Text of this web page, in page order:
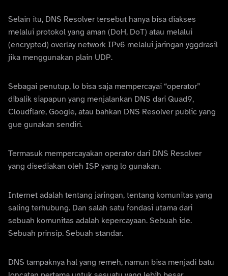
Selain itu, DNS Resolver tersebut hanya bisa diakses
melalui protokol yang aman (DoH, DoT) atau melalui
(encrypted) overlay network IPv6 melalui jaringan yggdrasil
jika menggunakan plain UDP.
Sebagai penutup, lo bisa saja mempercayai “operator”
dibalik siapapun yang menjalankan DNS dari Quad9,
Cloudflare, Google, atau bahkan DNS Resolver public yang
gue gunakan sendiri.
Termasuk mempercayakan operator dari DNS Resolver
yang disediakan oleh ISP yang lo gunakan.
Internet adalah tentang jaringan, tentang komunitas yang
saling terhubung. Dan salah satu fondasi utama dari
sebuah komunitas adalah kepercayaan. Sebuah ide.
Sebuah prinsip. Sebuah standar.
DNS tampaknya hal yang remeh, namun bisa menjadi batu